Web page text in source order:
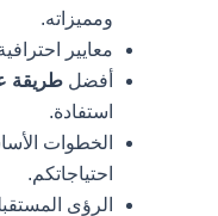
ومميزاته.
معايير احترافية
أفضل طريقة
استفادة.
الخطوات
احتياجاتكم.
الرؤى